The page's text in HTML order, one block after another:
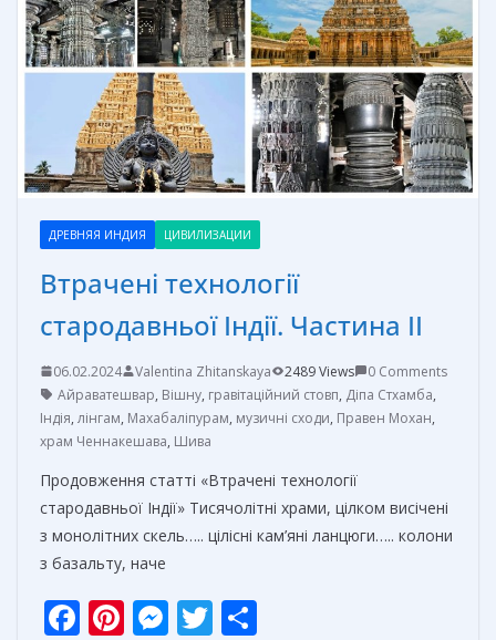
ДРЕВНЯЯ ИНДИЯ ЦИВИЛИЗАЦИИ
Втрачені технології
стародавньої Індії. Частина II
06.02.2024 Valentina Zhitanskaya 2489 Views
0 Comments
Айраватешвар, Вішну, гравітаційний стовп, Діпа Стхамба,
Індія, лінгам, Махабаліпурам, музичні сходи, Правен Мохан,
храм Ченнакешава, Шива
Продовження статті «Втрачені технології
стародавньої Індії» Тисячолітні храми, цілком висічені
з монолітних скель….. цілісні кам’яні ланцюги….. колони
з базальту, наче
F Pi M T